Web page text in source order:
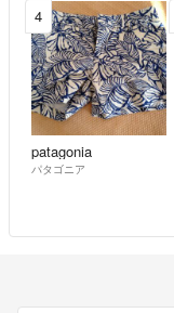
4
patagonia
パタゴニア